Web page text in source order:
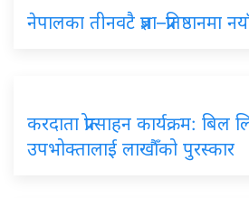
नेपालका तीनवटै प्रज्ञा–प्रतिष्ठानमा
करदाता प्रोत्साहन कार्यक्रम: बिल
उपभोक्तालाई लाखौँको पुरस्कार